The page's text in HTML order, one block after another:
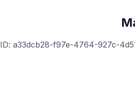
ID: a33dcb28-f97e-4764-927c-